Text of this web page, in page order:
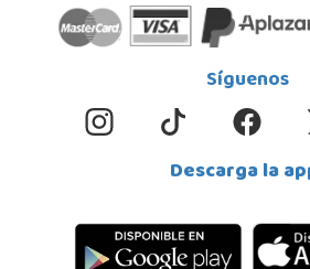
Juguetilandia
Avd. Alicante,27 (Carretera N-340)
STOCK DISPONIBLE
Síguenos
Descarga la